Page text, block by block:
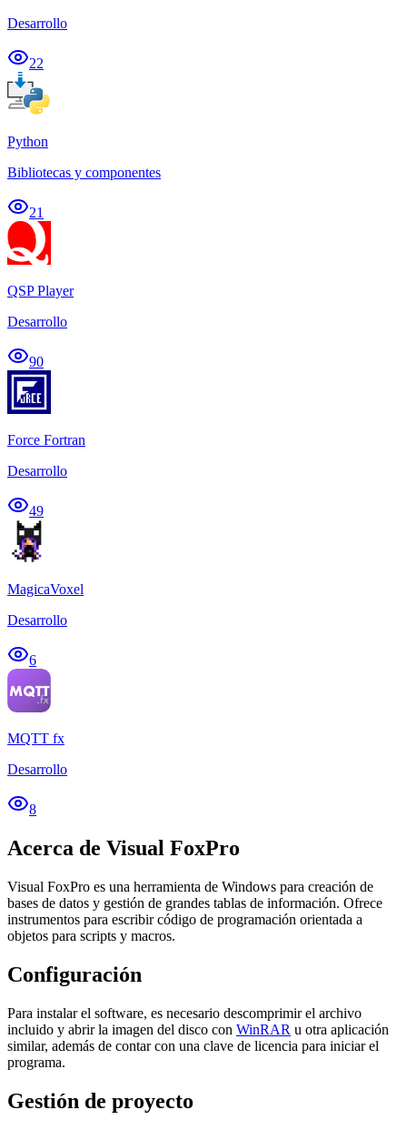
Desarrollo
22
Python
Bibliotecas y componentes
21
QSP Player
Desarrollo
90
Force Fortran
Desarrollo
49
MagicaVoxel
Desarrollo
6
MQTT fx
Desarrollo
8
Acerca de Visual FoxPro
Visual FoxPro es una herramienta de Windows para creación de
bases de datos y gestión de grandes tablas de información. Ofrece
instrumentos para escribir código de programación orientada a
objetos para scripts y macros.
Configuración
Para instalar el software, es necesario descomprimir el archivo
incluido y abrir la imagen del disco con WinRAR u otra aplicación
similar, además de contar con una clave de licencia para iniciar el
programa.
Gestión de proyecto